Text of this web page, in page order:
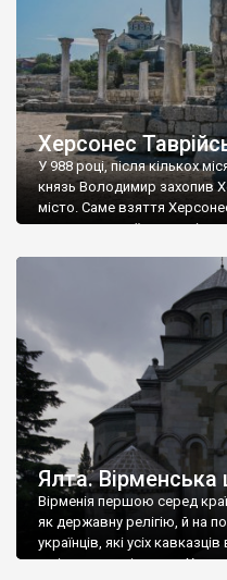
Херсонес
У 988 році, після кількох
князь Володимир захопив
місто. Саме взяття
диктувати свої умови
Херсонесі Володимир-
А потім було Хрещення
Ялта. Вірменська
Вірменія першою серед
як державну релігію, й на
українців, які усіх
є відданими вірянами